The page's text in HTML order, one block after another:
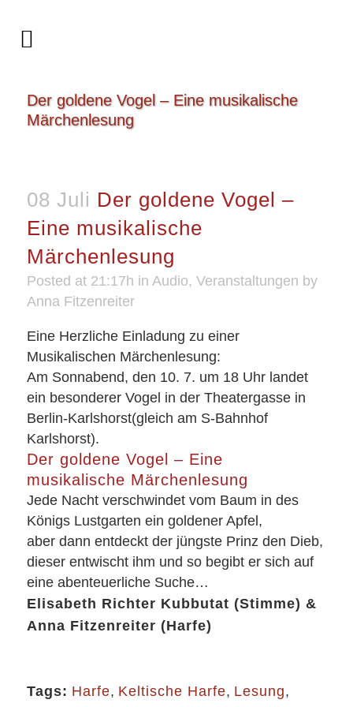
Der goldene Vogel – Eine musikalische
Märchenlesung
08 Juli Der goldene Vogel –
Eine musikalische
Märchenlesung
Posted at 21:17h in Audio, Veranstaltungen by
Anna Fitzenreiter
Eine Herzliche Einladung zu einer
Musikalischen Märchenlesung:
Am Sonnabend, den 10. 7. um 18 Uhr landet
ein besonderer Vogel in der Theatergasse in
Berlin-Karlshorst(gleich am S-Bahnhof
Karlshorst).
Der goldene Vogel – Eine
musikalische Märchenlesung
Jede Nacht verschwindet vom Baum in des
Königs Lustgarten ein goldener Apfel,
aber dann entdeckt der jüngste Prinz den Dieb,
dieser entwischt ihm und so begibt er sich auf
eine abenteuerliche Suche…
Elisabeth Richter Kubbutat (Stimme) &
Anna Fitzenreiter (Harfe)
Tags: Harfe, Keltische Harfe, Lesung,